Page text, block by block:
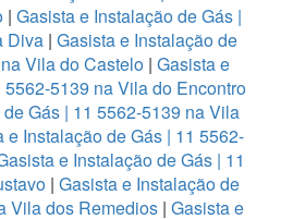
| Gasista e Instalação de Gás |
Diva | Gasista e Instalação de
Vila do Castelo | Gasista e
5139 na Vila do Encontro
Gás | 11 5562-5139 na Vila
e Instalação de Gás | 11 5562-
e Instalação de Gás | 11
| Gasista e Instalação de
Vila dos Remedios | Gasista e